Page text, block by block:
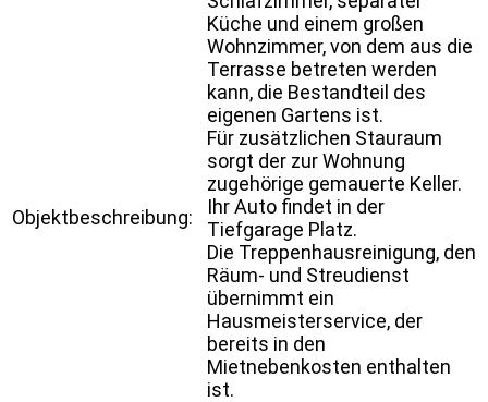
Objektbeschreibung:
Küche und einem großen
Wohnzimmer, von dem aus die
Terrasse betreten werden
kann, die Bestandteil des
eigenen Gartens ist.
Für zusätzlichen Stauraum
sorgt der zur Wohnung
zugehörige gemauerte Keller.
Ihr Auto findet in der
Tiefgarage Platz.
Die Treppenhausreinigung, den
Räum- und Streudienst
übernimmt ein
Hausmeisterservice, der
bereits in den
Mietnebenkosten enthalten
ist.